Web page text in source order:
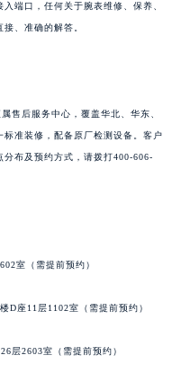
端口，任何关于腕表维修、保养、
、准确的解答。
售后服务中心，覆盖华北、华东、
准装修，配备原厂检测设备。客户
布及预约方式，请拨打400-606-
室（需提前预约）
D座11层1102室（需提前预约）
层2603室（需提前预约）